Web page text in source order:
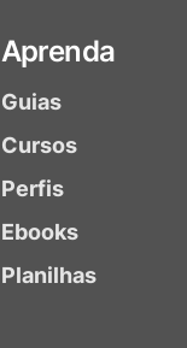
Aprenda
Guias
Cursos
Perfis
Ebooks
Planilhas